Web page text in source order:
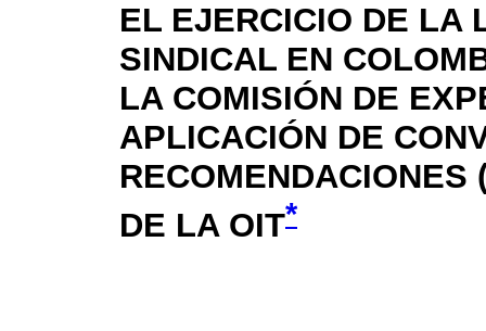
EL EJERCICIO DE LA
SINDICAL EN
LA COMISIÓN DE
APLICACIÓN DE
RECOMENDACIONES
DE LA OIT*